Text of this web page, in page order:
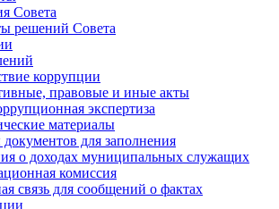
Совета
решений Совета
коррупции
правовые и иные акты
экспертиза
материалы
для заполнения
о доходах муниципальных служащих
комиссия
связь для сообщений о фактах